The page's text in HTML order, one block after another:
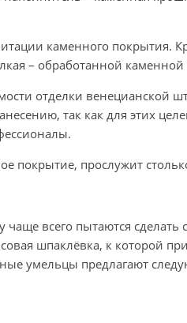
каменного покрытия.
– обработанной
отделки венецианской
так как для этих
покрытие, прослужит
чаще всего пытаются
шпаклёвка, к которой
умельцы предлагают